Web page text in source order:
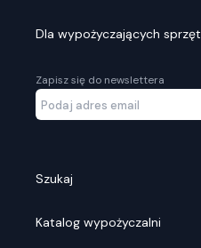
Dla wypożyczających sprzęt
Zapisz się do newslettera
Szukaj
Katalog wypożyczalni